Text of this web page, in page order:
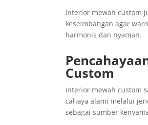
Interior mewah custom
keseimbangan agar
harmonis dan nyaman.
Custom
Interior mewah custom
cahaya alami melalui
sebagai sumber